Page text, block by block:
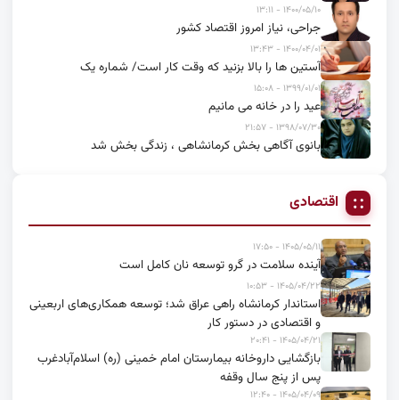
۱۴۰۰/۰۵/۱۰ - ۱۳:۱۱
جراحی، نیاز امروز اقتصاد کشور
۱۴۰۰/۰۴/۰۱ - ۱۳:۴۳
آستین ها را بالا بزنید که وقت کار است/ شماره یک
۱۳۹۹/۰۱/۰۱ - ۱۵:۰۸
عید را در خانه می مانیم
۱۳۹۸/۰۷/۳۰ - ۲۱:۵۷
بانوی آگاهی بخش کرمانشاهی ، زندگی بخش شد
اقتصادی
۱۴۰۵/۰۵/۱۱ - ۱۷:۵۰
آینده سلامت در گرو توسعه نان کامل است
۱۴۰۵/۰۴/۲۲ - ۱۰:۵۳
استاندار کرمانشاه راهی عراق شد؛ توسعه همکاری‌های اربعینی
و اقتصادی در دستور کار
۱۴۰۵/۰۴/۲۱ - ۲۰:۴۱
بازگشایی داروخانه بیمارستان امام خمینی (ره) اسلام‌آبادغرب
پس از پنج سال وقفه
۱۴۰۵/۰۴/۰۹ - ۱۲:۴۰